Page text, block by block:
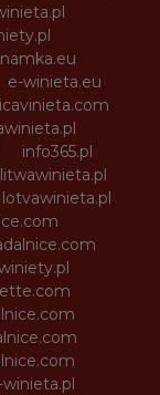
e-winieta.eu
info365.pl
litwawinieta.pl
lotvawinieta.pl